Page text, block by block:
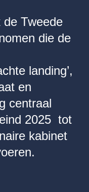
Tweede
die de
landing’,
en
centraal
2025 tot
kabinet